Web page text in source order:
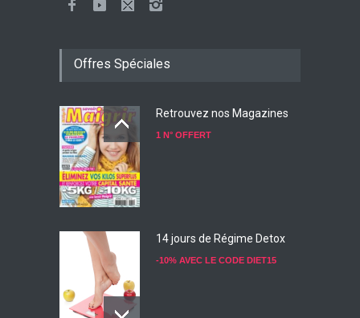
Offres Spéciales
Retrouvez nos Magazines
1 N° OFFERT
14 jours de Régime Detox
-10% AVEC LE CODE DIET15